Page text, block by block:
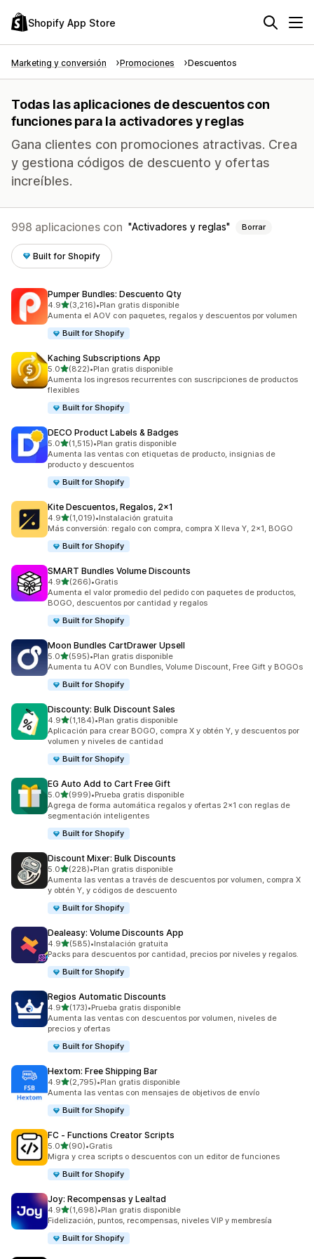
Shopify App Store
Marketing y conversión Promociones Descuentos
Todas las aplicaciones de descuentos con
funciones para la activadores y reglas
Gana clientes con promociones atractivas. Crea
y gestiona códigos de descuento y ofertas
increíbles.
998 aplicaciones con Activadores y reglas Borrar
Built for Shopify
Pumper Bundles: Descuento Qty
4.9de 5 estrellas
(3,216)
3216 reseñas en total
•Plan gratis disponible
Aumenta el AOV con paquetes, regalos y descuentos por volumen
Built for Shopify
Kaching Subscriptions App
5.0de 5 estrellas
(822)
822 reseñas en total
•Plan gratis disponible
Aumenta los ingresos recurrentes con suscripciones de productos
flexibles
Built for Shopify
DECO Product Labels & Badges
5.0de 5 estrellas
(1,515)
1515 reseñas en total
•Plan gratis disponible
Aumenta las ventas con etiquetas de producto, insignias de
producto y descuentos
Built for Shopify
Kite Descuentos, Regalos, 2x1
4.9de 5 estrellas
(1,019)
1019 reseñas en total
•Instalación gratuita
Más conversión: regalo con compra, compra X lleva Y, 2x1, BOGO
Built for Shopify
SMART Bundles Volume Discounts
4.9de 5 estrellas
(266)
266 reseñas en total
•Gratis
Aumenta el valor promedio del pedido con paquetes de productos,
BOGO, descuentos por cantidad y regalos
Built for Shopify
Moon Bundles CartDrawer Upsell
5.0de 5 estrellas
(595)
595 reseñas en total
•Plan gratis disponible
Aumenta tu AOV con Bundles, Volume Discount, Free Gift y BOGOs
Built for Shopify
Discounty: Bulk Discount Sales
4.9de 5 estrellas
(1,184)
1184 reseñas en total
•Plan gratis disponible
Aplicación para crear BOGO, compra X y obtén Y, y descuentos por
volumen y niveles de cantidad
Built for Shopify
EG Auto Add to Cart Free Gift
5.0de 5 estrellas
(999)
999 reseñas en total
•Prueba gratis disponible
Agrega de forma automática regalos y ofertas 2x1 con reglas de
segmentación inteligentes
Built for Shopify
Discount Mixer: Bulk Discounts
5.0de 5 estrellas
(228)
228 reseñas en total
•Plan gratis disponible
Aumenta las ventas a través de descuentos por volumen, compra X
y obtén Y, y códigos de descuento
Built for Shopify
Dealeasy: Volume Discounts App
4.9de 5 estrellas
(585)
585 reseñas en total
•Instalación gratuita
Packs para descuentos por cantidad, precios por niveles y regalos.
Built for Shopify
Regios Automatic Discounts
4.9de 5 estrellas
(173)
173 reseñas en total
•Prueba gratis disponible
Aumenta las ventas con descuentos por volumen, niveles de
precios y ofertas
Built for Shopify
Hextom: Free Shipping Bar
4.9de 5 estrellas
(2,795)
2795 reseñas en total
•Plan gratis disponible
Aumenta las ventas con mensajes de objetivos de envío
Built for Shopify
FC ‑ Functions Creator Scripts
5.0de 5 estrellas
(90)
90 reseñas en total
•Gratis
Migra y crea scripts o descuentos con un editor de funciones
Built for Shopify
Joy: Recompensas y Lealtad
4.9de 5 estrellas
(1,698)
1698 reseñas en total
•Plan gratis disponible
Fidelización, puntos, recompensas, niveles VIP y membresía
Built for Shopify